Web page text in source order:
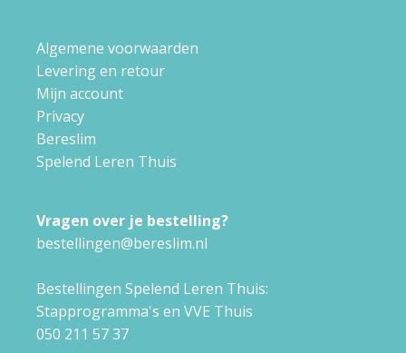
Algemene voorwaarden
Levering en retour
Mijn account
Privacy
Bereslim
Spelend Leren Thuis
Vragen over je bestelling?
bestellingen@bereslim.nl
Bestellingen Spelend Leren Thuis:
Stapprogramma's en VVE Thuis
050 211 57 37